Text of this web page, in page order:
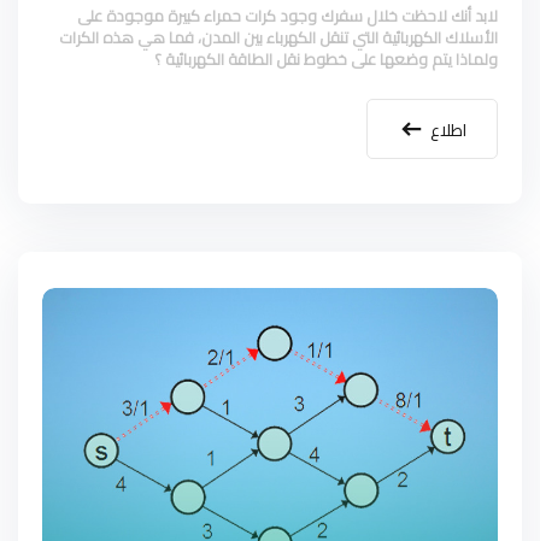
لابد أنك لاحظت خلال سفرك وجود كرات حمراء كبيرة موجودة على
الأسلاك الكهربائية التي تنقل الكهرباء بين المدن، فما هي هذه الكرات
ولماذا يتم وضعها على خطوط نقل الطاقة الكهربائية ؟
اطلاع